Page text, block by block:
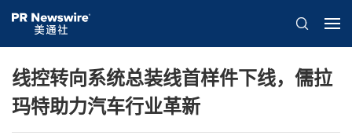
线控转向系统总装线首样件下线，儒拉
玛特助力汽车行业革新